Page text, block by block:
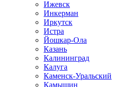
Ижевск
Инкерман
Иркутск
Истра
Йошкар-Ола
Казань
Калининград
Калуга
Каменск-Уральский
Камышин